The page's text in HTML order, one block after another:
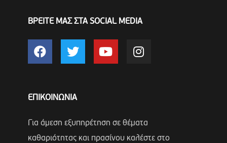
ΒΡΕΙΤΕ ΜΑΣ ΣΤΑ SOCIAL MEDIA
ΕΠΙΚΟΙΝΩΝΙΑ
Για άμεση εξυπηρέτηση σε θέματα
καθαριότητας και πρασίνου καλέστε στο